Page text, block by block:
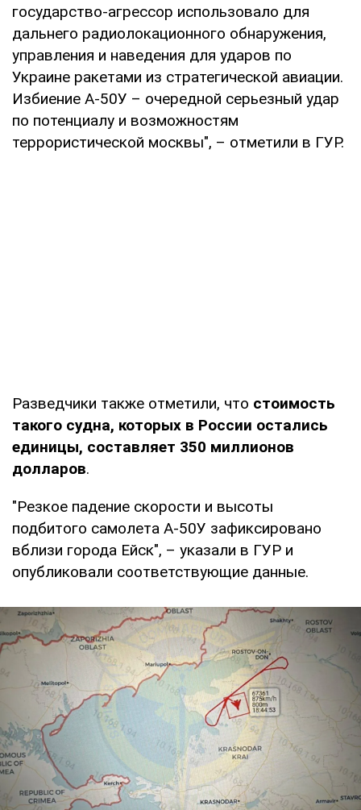
государство-агрессор использовало для
дальнего радиолокационного обнаружения,
управления и наведения для ударов по
Украине ракетами из стратегической авиации.
Избиение А-50У – очередной серьезный удар
по потенциалу и возможностям
террористической москвы", – отметили в ГУР.
Разведчики также отметили, что стоимость
такого судна, которых в России остались
единицы, составляет 350 миллионов
долларов.
"Резкое падение скорости и высоты
подбитого самолета А-50У зафиксировано
вблизи города Ейск", – указали в ГУР и
опубликовали соответствующие данные.